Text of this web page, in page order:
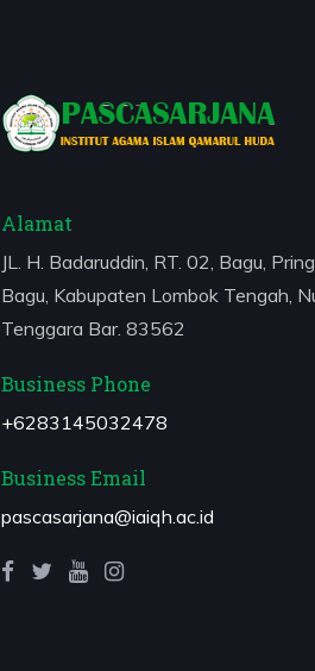
Alamat
JL. H. Badaruddin, RT. 02, Bagu,
Bagu, Kabupaten Lombok Tengah,
Tenggara Bar. 83562
Business Phone
+6283145032478
Business Email
pascasarjana@iaiqh.ac.id